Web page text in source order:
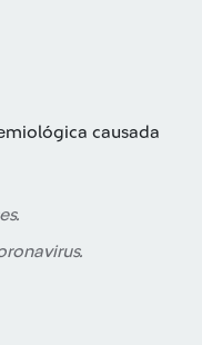
causada